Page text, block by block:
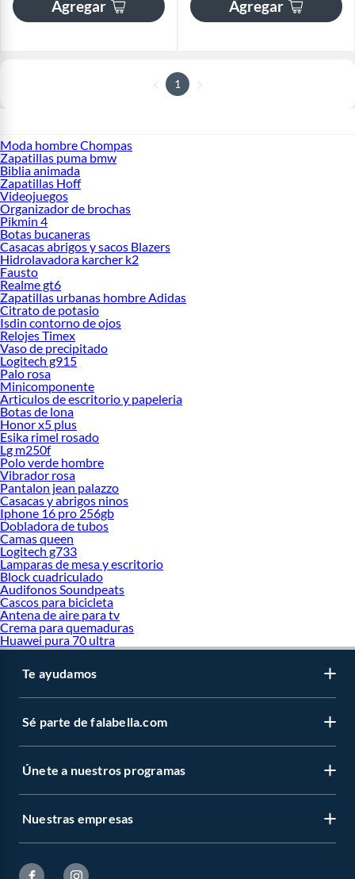
Agregar Agregar
1
Moda hombre Chompas
Zapatillas puma bmw
Biblia animada
Zapatillas Hoff
Videojuegos
Organizador de brochas
Pikmin 4
Botas bucaneras
Casacas abrigos y sacos Blazers
Hidrolavadora karcher k2
Fausto
Realme gt6
Zapatillas urbanas hombre Adidas
Citrato de potasio
Isdin contorno de ojos
Relojes Timex
Vaso de precipitado
Logitech g915
Palo rosa
Minicomponente
Articulos de escritorio y papeleria
Botas de lona
Honor x5 plus
Esika rimel rosado
Lg m250f
Polo verde hombre
Vibrador rosa
Pantalon jean palazzo
Casacas y abrigos ninos
Iphone 16 pro 256gb
Dobladora de tubos
Camas queen
Logitech g733
Lamparas de mesa y escritorio
Block cuadriculado
Audifonos Soundpeats
Cascos para bicicleta
Antena de aire para tv
Crema para quemaduras
Huawei pura 70 ultra
Te ayudamos
Sé parte de falabella.com
Únete a nuestros programas
Nuestras empresas